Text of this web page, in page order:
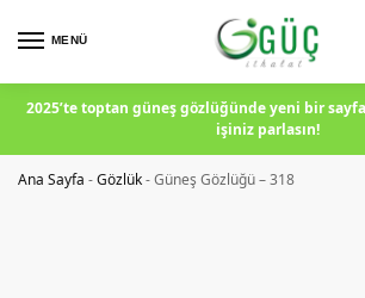
MENÜ
2025’te toptan güneş gözlüğünde yeni bir
işiniz parlasın!
Ana Sayfa -Gözlük-Güneş Gözlüğü – 318